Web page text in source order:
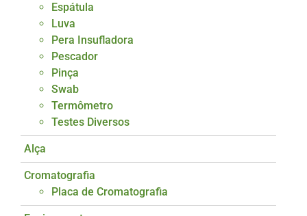
Espátula
Luva
Pera Insufladora
Pescador
Pinça
Swab
Termômetro
Testes Diversos
Alça
Cromatografia
Placa de Cromatografia